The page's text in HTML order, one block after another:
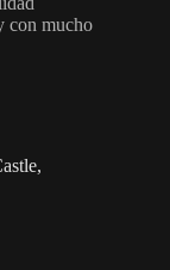
con mucho